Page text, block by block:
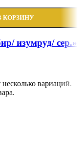
КОРЗИНУ
изумруд/ сер.»
вариаций.